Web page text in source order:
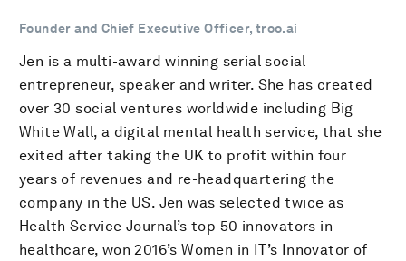
Founder and Chief Executive Officer, troo.ai
Jen is a multi-award winning serial social
entrepreneur, speaker and writer. She has created
over 30 social ventures worldwide including Big
White Wall, a digital mental health service, that she
exited after taking the UK to profit within four
years of revenues and re-headquartering the
company in the US. Jen was selected twice as
Health Service Journal’s top 50 innovators in
healthcare, won 2016’s Women in IT’s Innovator of